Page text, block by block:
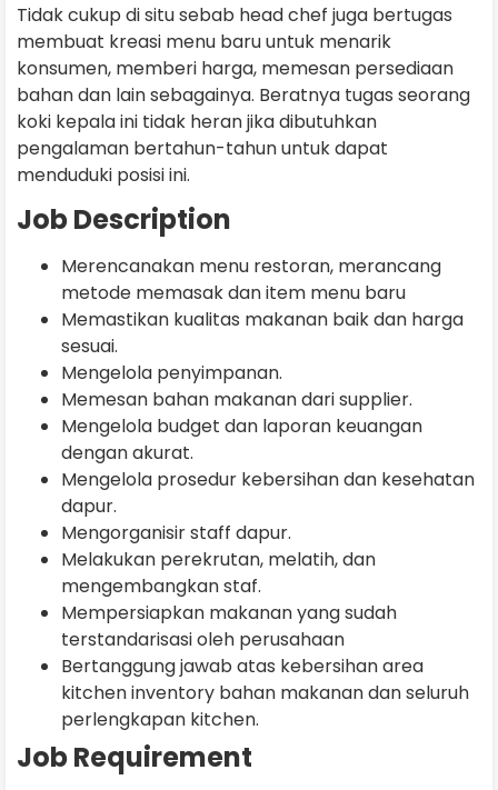
Tidak cukup di situ sebab head chef juga bertugas
membuat kreasi menu baru untuk menarik
konsumen, memberi harga, memesan persediaan
bahan dan lain sebagainya. Beratnya tugas seorang
koki kepala ini tidak heran jika dibutuhkan
pengalaman bertahun-tahun untuk dapat
menduduki posisi ini.
Job Description
Merencanakan menu restoran, merancang
metode memasak dan item menu baru
Memastikan kualitas makanan baik dan harga
sesuai.
Mengelola penyimpanan.
Memesan bahan makanan dari supplier.
Mengelola budget dan laporan keuangan
dengan akurat.
Mengelola prosedur kebersihan dan kesehatan
dapur.
Mengorganisir staff dapur.
Melakukan perekrutan, melatih, dan
mengembangkan staf.
Mempersiapkan makanan yang sudah
terstandarisasi oleh perusahaan
Bertanggung jawab atas kebersihan area
kitchen inventory bahan makanan dan seluruh
perlengkapan kitchen.
Job Requirement